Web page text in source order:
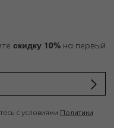
скидку 10% на первый
с условиями Политики